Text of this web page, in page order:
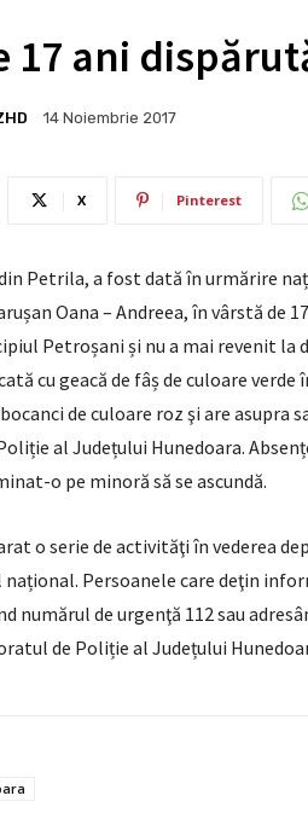
17 ani
14 Noiembrie 2017
X Pinterest
din Petrila, a fost dată în urmărire
Oana – Andreea, în vârstă de
Petroșani și nu a mai revenit
cu geacă de fâș de culoare
de culoare roz şi are asupra
al Județului Hunedoara.
o pe minoră să se ascundă.
o serie de activităţi în vederea
Persoanele care deţin
numărul de urgenţă 112 sau
de Poliție al Județului